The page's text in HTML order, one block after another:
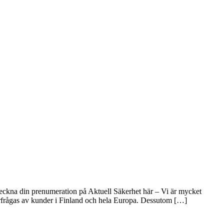
din prenumeration på Aktuell Säkerhet här – Vi är mycket
av kunder i Finland och hela Europa. Dessutom […]